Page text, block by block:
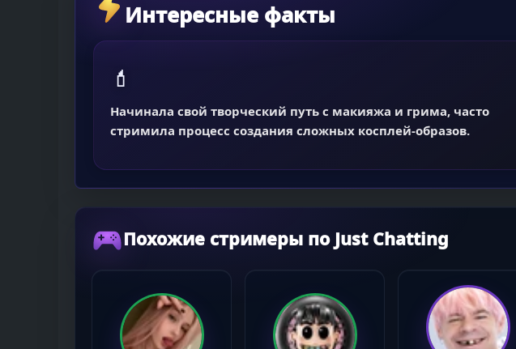
Интересные факты
💄
Начинала свой творческий путь с макияжа и грима, часто
стримила процесс создания сложных косплей-образов.
Похожие стримеры по Just Chatting